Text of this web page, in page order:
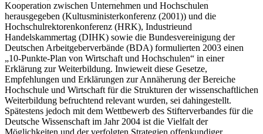
Kooperation zwischen Unternehmen und Hochschulen
herausgegeben (Kultusministerkonferenz (2001)) und die
Hochschulrektorenkonferenz (HRK), Industrieund
Handelskammertag (DIHK) sowie die Bundesvereinigung der
Deutschen Arbeitgeberverbände (BDA) formulierten 2003 einen
„10-Punkte-Plan von Wirtschaft und Hochschulen“ in einer
Erklärung zur Weiterbildung. Inwieweit diese Gesetze,
Empfehlungen und Erklärungen zur Annäherung der Bereiche
Hochschule und Wirtschaft für die Strukturen der wissenschaftlichen
Weiterbildung befruchtend relevant wurden, sei dahingestellt.
Spätestens jedoch mit dem Wettbewerb des Stifterverbandes für die
Deutsche Wissenschaft im Jahr 2004 ist die Vielfalt der